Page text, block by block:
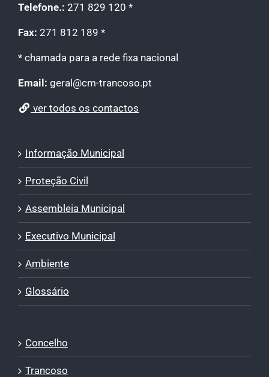
Telefone.: 271 829 120 *
Fax: 271 812 189 *
* chamada para a rede fixa nacional
Email: geral@cm-trancoso.pt
ver todos os contactos
Informação Municipal
Proteção Civil
Assembleia Municipal
Executivo Municipal
Ambiente
Glossário
Concelho
Trancoso